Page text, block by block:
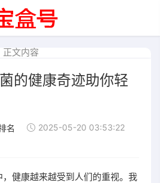
正文内容
的健康奇迹助你轻
名
2025-05-20 03:53:22
健康越来越受到人们的重视。我